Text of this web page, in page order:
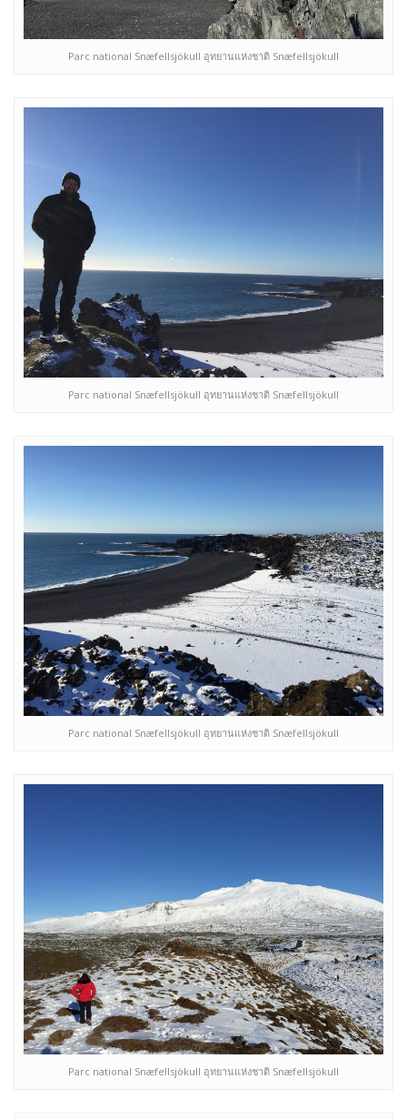
Parc national Snæfellsjökull อุทยานแห่งชาติ Snæfellsjökull
Parc national Snæfellsjökull อุทยานแห่งชาติ Snæfellsjökull
Parc national Snæfellsjökull อุทยานแห่งชาติ Snæfellsjökull
Parc national Snæfellsjökull อุทยานแห่งชาติ Snæfellsjökull